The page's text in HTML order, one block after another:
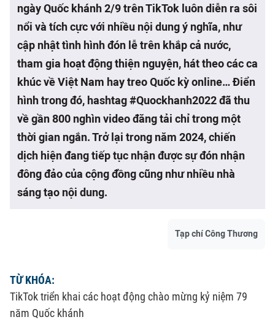
ngày Quốc khánh 2/9 trên TikTok luôn diễn ra sôi
nổi và tích cực với nhiều nội dung ý nghĩa, như
cập nhật tình hình đón lễ trên khắp cả nước,
tham gia hoạt động thiện nguyện, hát theo các ca
khúc về Việt Nam hay treo Quốc kỳ online… Điển
hình trong đó, hashtag #Quockhanh2022 đã thu
về gần 800 nghìn video đăng tải chỉ trong một
thời gian ngắn. Trở lại trong năm 2024, chiến
dịch hiện đang tiếp tục nhận được sự đón nhận
đông đảo của cộng đồng cũng như nhiều nhà
sáng tạo nội dung.
Tạp chí Công Thương
TỪ KHÓA:
TikTok triển khai các hoạt động chào mừng kỷ niệm 79
năm Quốc khánh